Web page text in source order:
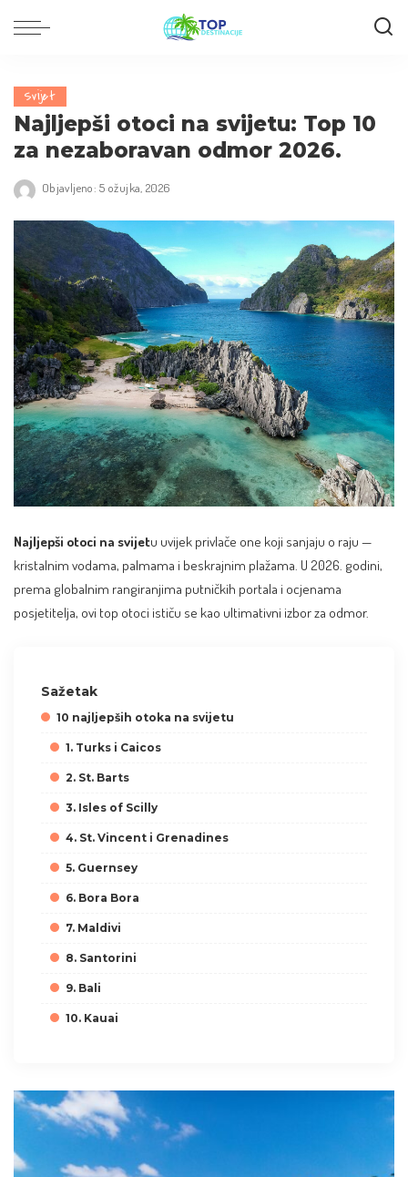
Svijet
Najljepši otoci na svijetu: Top 10
za nezaboravan odmor 2026.
Objavljeno: 5 ožujka, 2026
Najljepši otoci na svijetu uvijek privlače one koji sanjaju o raju —
kristalnim vodama, palmama i beskrajnim plažama. U 2026. godini,
prema globalnim rangiranjima putničkih portala i ocjenama
posjetitelja, ovi top otoci ističu se kao ultimativni izbor za odmor.
Sažetak
10 najljepših otoka na svijetu
1. Turks i Caicos
2. St. Barts
3. Isles of Scilly
4. St. Vincent i Grenadines
5. Guernsey
6. Bora Bora
7. Maldivi
8. Santorini
9. Bali
10. Kauai